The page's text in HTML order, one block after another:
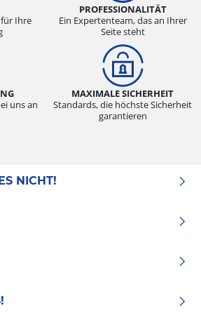
Ihre
PROFESSIONALITÄT
Ein Expertenteam, das an Ihrer
Seite steht
uns an
MAXIMALE SICHERHEIT
Standards, die höchste Sicherheit
garantieren
NICHT!